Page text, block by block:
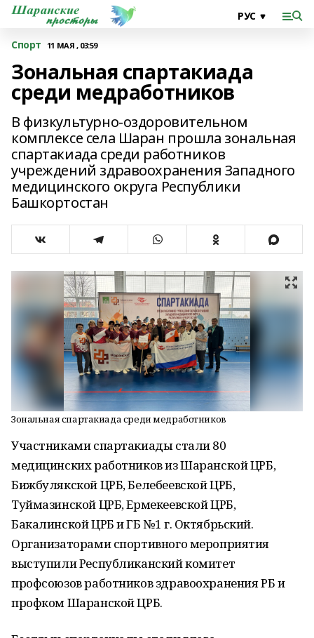
Спорт 11 МАЯ , 03:59
Зональная спартакиада
среди медработников
В физкультурно-оздоровительном
комплексе села Шаран прошла зональная
спартакиада среди работников
учреждений здравоохранения Западного
медицинского округа Республики
Башкортостан
Зональная спартакиада среди медработников
Участниками спартакиады стали 80
медицинских работников из Шаранской ЦРБ,
Бижбулякской ЦРБ, Белебеевской ЦРБ,
Туймазинской ЦРБ, Ермекеевской ЦРБ,
Бакалинской ЦРБ и ГБ №1 г. Октябрьский.
Организаторами спортивного мероприятия
выступили Республиканский комитет
профсоюзов работников здравоохранения РБ и
профком Шаранской ЦРБ.